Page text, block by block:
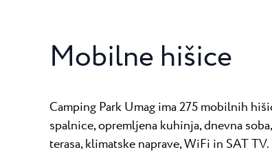
Mobilne hišice
Camping Park Umag ima 275 mobilnih
spalnice, opremljena kuhinja, dnevna
terasa, klimatske naprave, WiFi in SAT TV.